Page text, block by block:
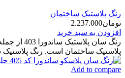
رنگ پلاستیک ساختمان
تومان2.237.000
افزودن به سبد خرید
رنگ سان
پلاستیک ساختمان است. رنگ
Add to compare